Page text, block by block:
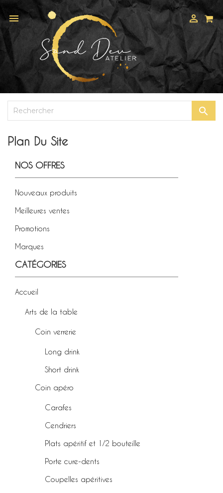
 

Plan Du Site
NOS OFFRES
Nouveaux produits
Meilleures ventes
Promotions
Marques
CATÉGORIES
Accueil
Arts de la table
Coin verrerie
Long drink
Short drink
Coin apéro
Carafes
Cendriers
Plats apéritif et 1/2 bouteille
Porte cure-dents
Coupelles apéritives